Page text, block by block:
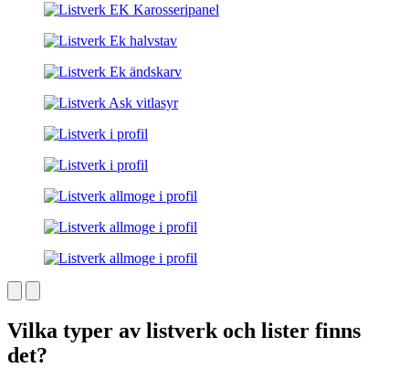
Vilka typer av listverk och lister finns
det?